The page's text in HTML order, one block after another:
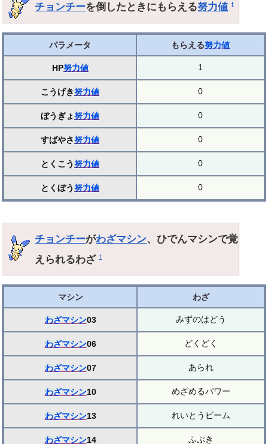
チョンチーを倒したときにもらえる努力値 †
パラメータ もらえる努力値
HP努力値 1
こうげき努力値 0
ぼうぎょ努力値 0
すばやさ努力値 0
とくこう努力値 0
とくぼう努力値 0
チョンチーがわざマシン、ひでんマシンで覚
えられるわざ†
マシン わざ
わざマシン03 みずのはどう
わざマシン06 どくどく
わざマシン07 あられ
わざマシン10 めざめるパワー
わざマシン13 れいとうビーム
わざマシン14 ふぶき